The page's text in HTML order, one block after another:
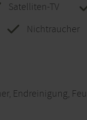
Satelliten-TV
Nichtraucher
Endreinigung,